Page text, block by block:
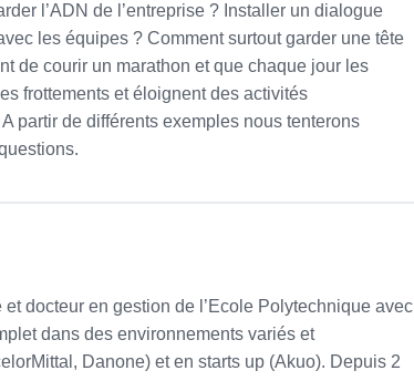
l’ADN de l’entreprise ? Installer un dialogue
les équipes ? Comment surtout garder une tête
de courir un marathon et que chaque jour les
frottements et éloignent des activités
partir de différents exemples nous tenterons
docteur en gestion de l’Ecole Polytechnique avec
dans des environnements variés et
Danone) et en starts up (Akuo). Depuis 2